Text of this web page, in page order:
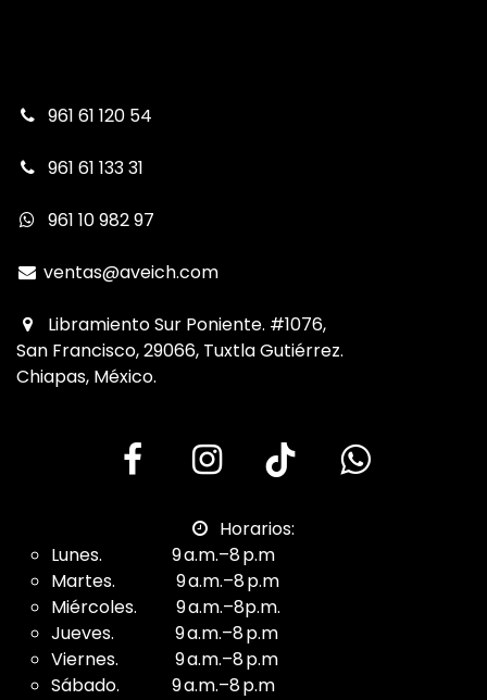
961 61 120 54
961 61 133 31
961 10 982 97
ventas@aveich.com
Libramiento Sur Poniente. #1076,
San Francisco, 29066, Tuxtla Gutiérrez.
Chiapas, México.
Horarios:
Lunes. 9 a.m.–8 p.m
Martes. 9 a.m.–8 p.m
Miércoles. 9 a.m.–8p.m.
Jueves. 9 a.m.–8 p.m
Viernes. 9 a.m.–8 p.m
Sábado. 9 a.m.–8 p.m